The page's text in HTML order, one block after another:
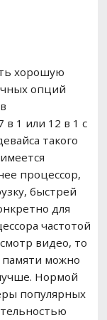
хорошую
опций
в 1 или 12 в 1 с
такого
процессор,
быстрей
для
частотой
видео, то
можно
Нормой
популярных